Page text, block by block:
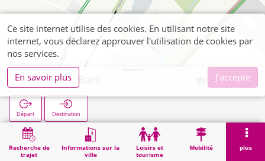
Recherche de
trajet
Informations sur la
ville
Loisirs et
tourisme
Mobilité plus
Kohlscheid Bank
Départ Destination
Démarrage Kohlscheid Bank
Ce site internet utilise des cookies. En utilisant notre site
internet, vous déclarez approuver l'utilisation de cookies par
nos services.
En savoir plus
J'accepte